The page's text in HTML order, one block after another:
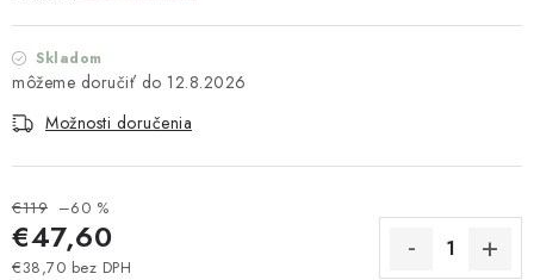
Ako nakupovať
Podmienky ochrany osobných údajov
Návod na údržbu nábytku
Skladom
12.8.2026
Možnosti doručenia
€119 –60 %
€47,60
€38,70 bez DPH